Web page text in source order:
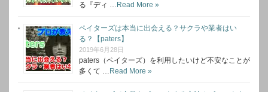
る『ディ … Read More »
ペイターズは本当に出会える？サクラや業者はい
る？【paters】
2019年6月28日
paters（ペイターズ）を利用したいけど不安なことが
多くて … Read More »